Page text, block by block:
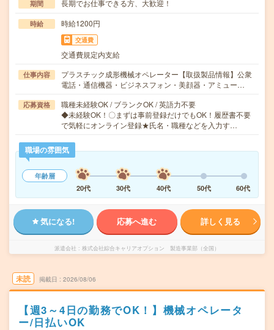
期間 長期でお仕事できる方、大歓迎！
時給 時給1200円
交通費
交通費規定内支給
仕事内容
プラスチック成形機械オペレーター【取扱製品情報】公衆
電話・通信機器・ビジネスフォン・美顔器・アミュー…
応募資格
職種未経験OK / ブランクOK / 英語力不要
◆未経験OK！〇まずは事前登録だけでもOK！履歴書不要
で気軽にオンライン登録★氏名・職種などを入力す…
職場の雰囲気
年齢層
20代
30代 40代 50代 60代
気になる! 応募へ進む 詳しく見る
派遣会社 株式会社綜合キャリアオプション 製造事業部（全国）
未読 掲載日 2026/08/06
【週3～4日の勤務でOK！】機械オペレータ
ー/日払いOK